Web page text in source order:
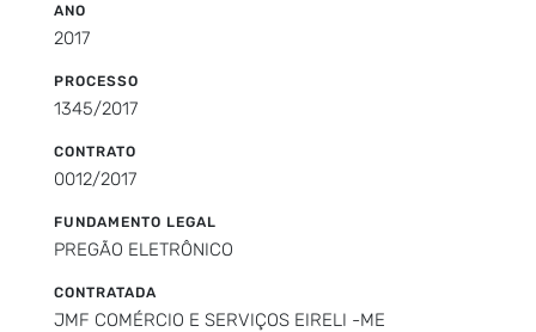
ANO
2017
PROCESSO
1345/2017
CONTRATO
0012/2017
FUNDAMENTO LEGAL
PREGÃO ELETRÔNICO
CONTRATADA
JMF COMÉRCIO E SERVIÇOS EIRELI -ME